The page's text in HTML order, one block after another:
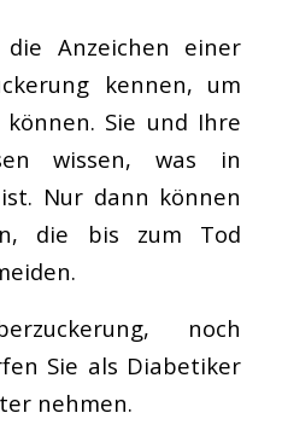
Anzeichen einer
kennen, um
Sie und Ihre
wissen, was in
Nur dann können
die bis zum Tod
noch
Sie als Diabetiker
nehmen.